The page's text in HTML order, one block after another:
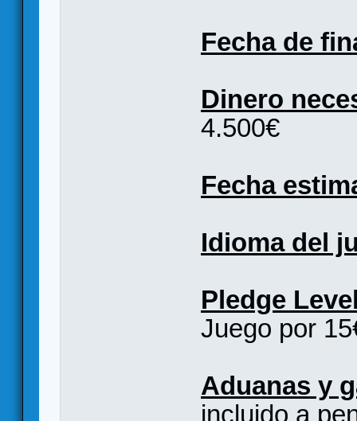
Fecha de
Dinero
4.500€
Fecha
Idioma del
Pledge
Juego por
Aduanas y
incluido a